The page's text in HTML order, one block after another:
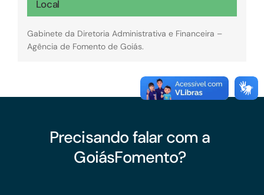
Local
Gabinete da Diretoria Administrativa e Financeira –
Agência de Fomento de Goiás.
Precisando falar com a
GoiásFomento?